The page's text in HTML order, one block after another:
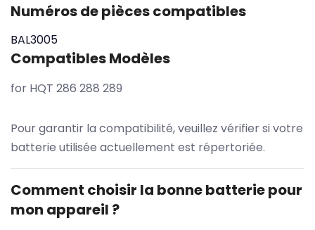
Numéros de pièces compatibles
BAL3005
Compatibles Modèles
for HQT 286 288 289
Pour garantir la compatibilité, veuillez vérifier si votre
batterie utilisée actuellement est répertoriée.
Comment choisir la bonne batterie pour
mon appareil ?